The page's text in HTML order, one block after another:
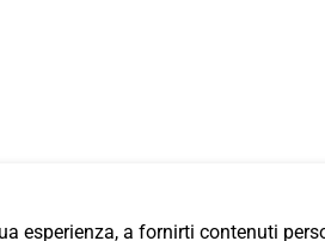
esperienza, a fornirti contenuti